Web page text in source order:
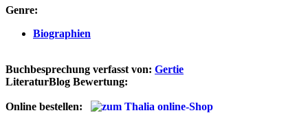
Genre:
Biographien
Buchbesprechung verfasst von: Gertie
LiteraturBlog Bewertung:
Online bestellen: